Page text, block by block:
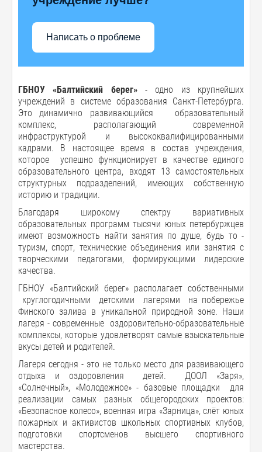
Написать о проблеме
ГБНОУ «Балтийский берег»- одно из крупнейших
учреждений в системе образования Санкт-Петербурга.
Это динамично развивающийся образовательный
комплекс, располагающий современной
инфраструктурой и высококвалифицированными
кадрами. В настоящее время в состав учреждения,
которое успешно функционирует в качестве единого
образовательного центра, входят 13 самостоятельных
структурных подразделений, имеющих собственную
историю и традиции.
Благодаря широкому спектру вариативных
образовательных программ тысячи юных петербуржцев
имеют возможность найти занятия по душе, будь то -
туризм, спорт, технические объединения или занятия с
творческими педагогами, формирующими лидерские
качества.
ГБНОУ «Балтийский берег» располагает собственными
круглогодичными детскими лагерями на побережье
Финского залива в уникальной природной зоне. Наши
лагеря - современные оздоровительно-образовательные
комплексы, которые удовлетворят самые взыскательные
вкусы детей и родителей.
Лагеря сегодня - это не только место для развивающего
отдыха и оздоровления детей. ДООЛ «Заря»,
«Солнечный», «Молодежное» - базовые площадки для
реализации самых разных общегородских проектов:
«Безопасное колесо», военная игра «Зарница», слёт юных
пожарных и активистов школьных спортивных клубов,
подготовки спортсменов высшего спортивного
мастерства.